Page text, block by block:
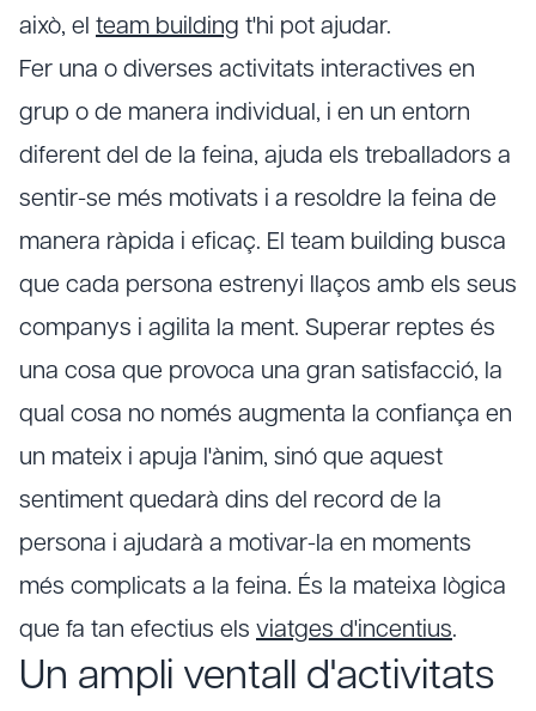
això, el team building t'hi pot ajudar.
Fer una o diverses activitats interactives en
grup o de manera individual, i en un entorn
diferent del de la feina, ajuda els treballadors a
sentir-se més motivats i a resoldre la feina de
manera ràpida i eficaç. El team building busca
que cada persona estrenyi llaços amb els seus
companys i agilita la ment. Superar reptes és
una cosa que provoca una gran satisfacció, la
qual cosa no només augmenta la confiança en
un mateix i apuja l'ànim, sinó que aquest
sentiment quedarà dins del record de la
persona i ajudarà a motivar-la en moments
més complicats a la feina. És la mateixa lògica
que fa tan efectius els viatges d'incentius.
Un ampli ventall d'activitats